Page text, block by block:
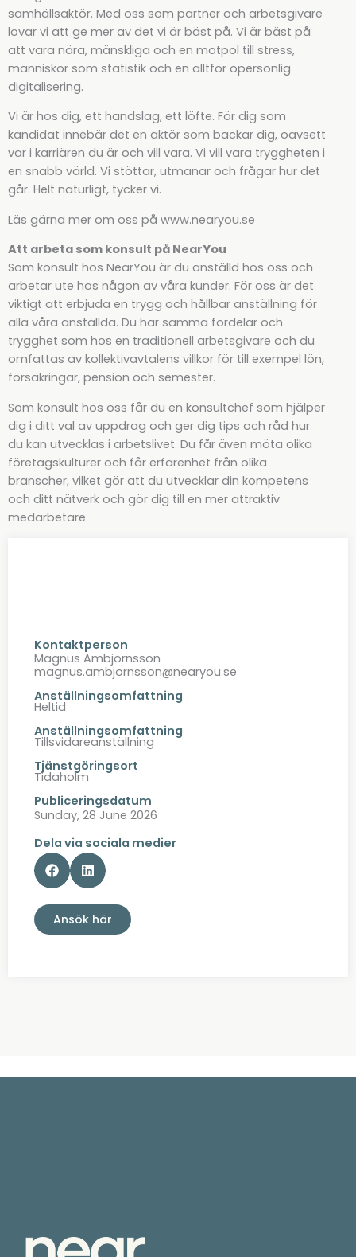
samhällsaktör. Med oss som partner och arbetsgivare
lovar vi att ge mer av det vi är bäst på. Vi är bäst på
att vara nära, mänskliga och en motpol till stress,
människor som statistik och en alltför opersonlig
digitalisering.
Vi är hos dig, ett handslag, ett löfte. För dig som
kandidat innebär det en aktör som backar dig, oavsett
var i karriären du är och vill vara. Vi vill vara tryggheten i
en snabb värld. Vi stöttar, utmanar och frågar hur det
går. Helt naturligt, tycker vi.
Läs gärna mer om oss på www.nearyou.se
Att arbeta som konsult på NearYou
Som konsult hos NearYou är du anställd hos oss och
arbetar ute hos någon av våra kunder. För oss är det
viktigt att erbjuda en trygg och hållbar anställning för
alla våra anställda. Du har samma fördelar och
trygghet som hos en traditionell arbetsgivare och du
omfattas av kollektivavtalens villkor för till exempel lön,
försäkringar, pension och semester.
Som konsult hos oss får du en konsultchef som hjälper
dig i ditt val av uppdrag och ger dig tips och råd hur
du kan utvecklas i arbetslivet. Du får även möta olika
företagskulturer och får erfarenhet från olika
branscher, vilket gör att du utvecklar din kompetens
och ditt nätverk och gör dig till en mer attraktiv
medarbetare.
Kontaktperson
Magnus Ambjörnsson
magnus.ambjornsson@nearyou.se
Anställningsomfattning
Heltid
Anställningsomfattning
Tillsvidareanställning
Tjänstgöringsort
Tidaholm
Publiceringsdatum
Sunday, 28 June 2026
Dela via sociala medier
Ansök här